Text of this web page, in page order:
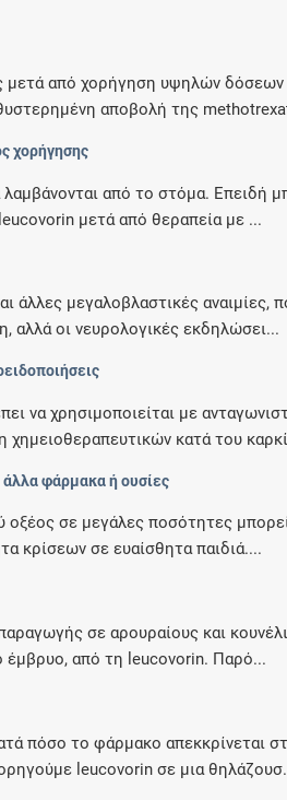
μετά από χορήγηση υψηλών
αποβολή της
χορήγησης
λαμβάνονται από το στόμα.
μετά από θεραπεία με ...
άλλες μεγαλοβλαστικές αναιμίες,
αλλά οι νευρολογικές εκδηλώσει...
να χρησιμοποιείται με
χημειοθεραπευτικών κατά του
φάρμακα ή ουσίες
σε μεγάλες ποσότητες
κρίσεων σε ευαίσθητα παιδιά....
σε αρουραίους και
έμβρυο, από τη leucovorin. Παρό...
πόσο το φάρμακο απεκκρίνεται
leucovorin σε μια